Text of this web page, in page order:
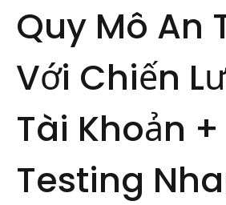
Quy Mô An
Với Chiến
Tài Khoản +
Testing